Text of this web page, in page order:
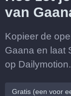
van
Kopieer de
Gaana en laat
op Dailymotion.
Gratis (een voor